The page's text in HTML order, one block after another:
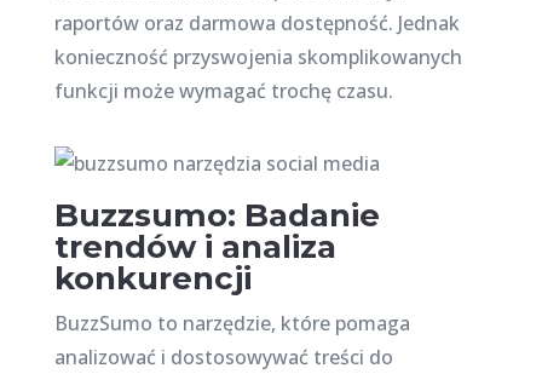
raportów oraz darmowa dostępność. Jednak
konieczność przyswojenia skomplikowanych
funkcji może wymagać trochę czasu.
Buzzsumo: Badanie
trendów i analiza
konkurencji
BuzzSumo to narzędzie, które pomaga
analizować i dostosowywać treści do